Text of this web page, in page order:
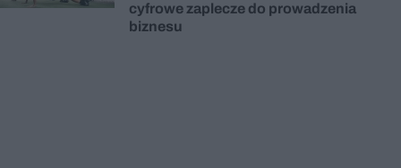
cyfrowe zaplecze do prowadzenia
biznesu